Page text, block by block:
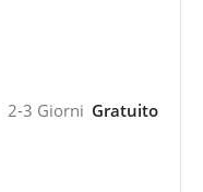
2-3 Giorni Gratuito